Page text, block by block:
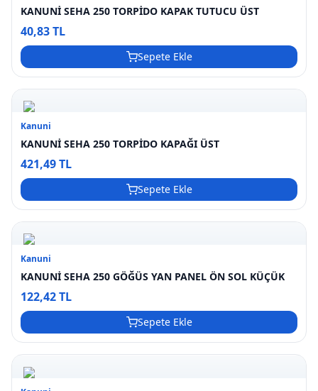
KANUNİ SEHA 250 TORPİDO KAPAK TUTUCU ÜST
40,83 TL
Sepete Ekle
Kanuni
KANUNİ SEHA 250 TORPİDO KAPAĞI ÜST
421,49 TL
Sepete Ekle
Kanuni
KANUNİ SEHA 250 GÖĞÜS YAN PANEL ÖN SOL KÜÇÜK
122,42 TL
Sepete Ekle